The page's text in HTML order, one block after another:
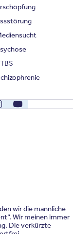
YouTube
wir die männliche
Wir meinen immer
Die verkürzte